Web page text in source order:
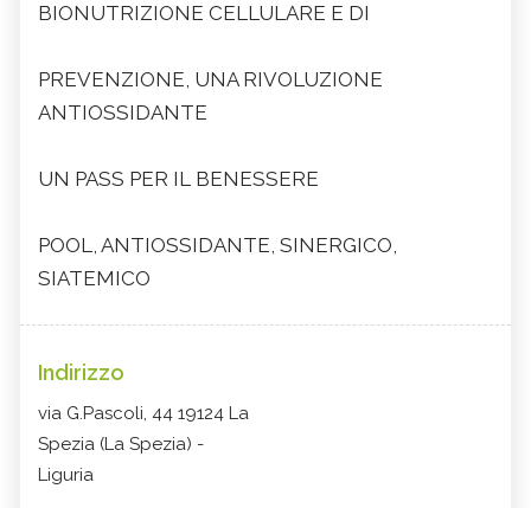
BIONUTRIZIONE CELLULARE E DI
PREVENZIONE, UNA RIVOLUZIONE
ANTIOSSIDANTE
UN PASS PER IL BENESSERE
POOL, ANTIOSSIDANTE, SINERGICO,
SIATEMICO
Indirizzo
via G.Pascoli, 44 19124 La
Spezia (La Spezia) -
Liguria